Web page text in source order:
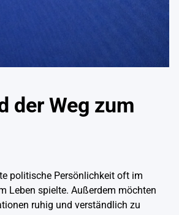
der Weg zum
politische Persönlichkeit oft im
Leben spielte. Außerdem möchten
ruhig und verständlich zu